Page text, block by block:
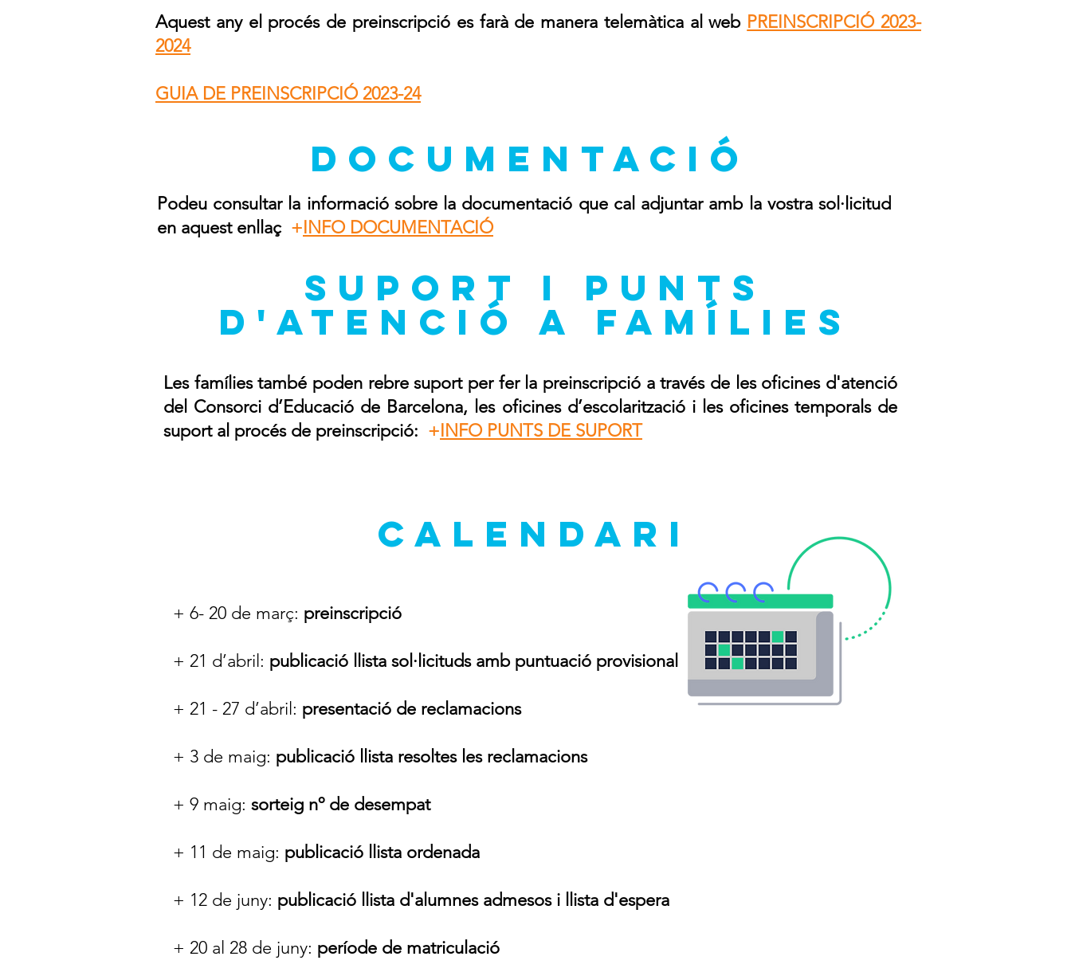
Aquest any el procés de preinscripció es farà de manera telemàtica al web PREINSCRIPCIÓ 2023-
2024
GUIA DE PREINSCRIPCIÓ 2023-24
DOCUMENTACIÓ
Podeu consultar la informació sobre la documentació que cal adjuntar amb la vostra sol·licitud
en aquest enllaç + INFO DOCUMENTACIÓ
suport i punts
d'atenció a famílies
Les famílies també poden rebre suport per fer la preinscripció a través de les oficines d'atenció
del Consorci d’Educació de Barcelona, les oficines d’escolarització i les oficines temporals de
suport al procés de preinscripció: + INFO PUNTS DE SUPORT
CALENDARI
+ 6- 20 de març: preinscripció
+ 21 d’abril: publicació llista sol·licituds amb puntuació provisional
+ 21 - 27 d’abril: presentació de reclamacions
+ 3 de maig: publicació llista resoltes les reclamacions
+ 9 maig: sorteig nº de desempat
+ 11 de maig: publicació llista ordenada
+ 12 de juny: publicació llista d'alumnes admesos i llista d'espera
+ 20 al 28 de juny: període de matriculació